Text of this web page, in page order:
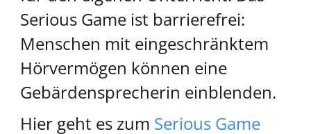
Serious Game ist barrierefrei:
Menschen mit eingeschränktem
Hörvermögen können eine
Gebärdensprecherin einblenden.
Hier geht es zum Serious Game